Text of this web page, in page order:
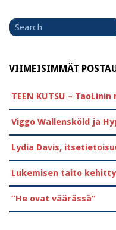
for
VIIMEISIMMÄT
TEEN KUTSU –
Viggo Wallensköld ja
Lydia Davis,
Lukemisen taito
”He ovat väärässä”